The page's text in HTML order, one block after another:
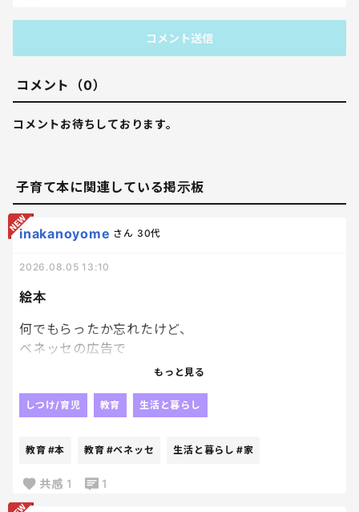
コメント送信
コメント（0）
コメントお待ちしております。
子育て本に関連している掲示板
絵本
inakanoyome さん 30代
2026.08.05 13:10
何でもらったか忘れたけど、
ベネッセの広告で
どうせぺらっぺらの本が届くんだろうな、
絵本大好き人間の長男にと、
ちょっと想定外にちゃんとした本届いてびっくり。
笑
もっと見る
しつけ/育児 教育 生活と暮らし
教育 #本 教育 #ベネッセ 生活と暮らし #家
共感 1 1